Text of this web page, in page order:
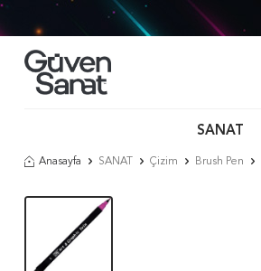
SANAT
Anasayfa SANAT Çizim Brush Pen